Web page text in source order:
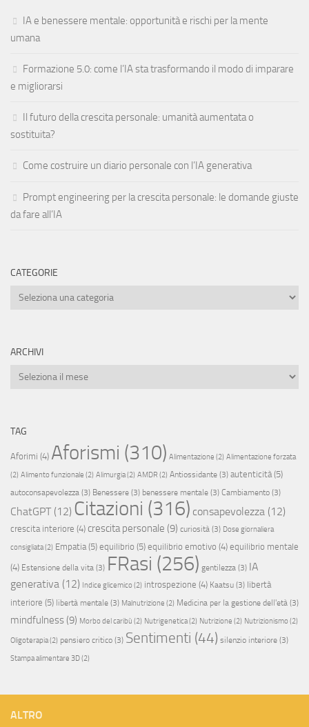
IA e benessere mentale: opportunità e rischi per la mente
umana
Formazione 5.0: come l’IA sta trasformando il modo di imparare
e migliorarsi
Il futuro della crescita personale: umanità aumentata o
sostituita?
Come costruire un diario personale con l’IA generativa
Prompt engineering per la crescita personale: le domande giuste
da fare all’IA
CATEGORIE
Categorie
ARCHIVI
Archivi
TAG
Aforimi (4) Aforismi (310) Alimentazione (2) Alimentazione forzata
(2) Alimento funzionale (2) Alimurgia(2) AMDR (2) Antiossidante (3) autenticità(5)
autoconsapevolezza (3) Benessere (3) benessere mentale (3) Cambiamento (3)
ChatGPT(12) Citazioni (316) consapevolezza (12)
crescita interiore (4) crescita personale (9) curiosità (3) Dose giornaliera
consigliata(2) Empatia(5) equilibrio (5) equilibrio emotivo (4) equilibrio mentale
(4) Estensione della vita (3) FRasi (256) gentilezza (3) IA
generativa (12) Indice glicemico (2) introspezione (4) Kaatsu (3) libertà
interiore (5) libertà mentale (3) Malnutrizione (2) Medicina per la gestione dell'età (3)
mindfulness (9) Morbo del caribù (2) Nutrigenetica(2) Nutrizione (2) Nutrizionismo (2)
Oligoterapia(2) pensiero critico (3) Sentimenti (44) silenzio interiore (3)
Stampa alimentare 3D(2)
ALTRO